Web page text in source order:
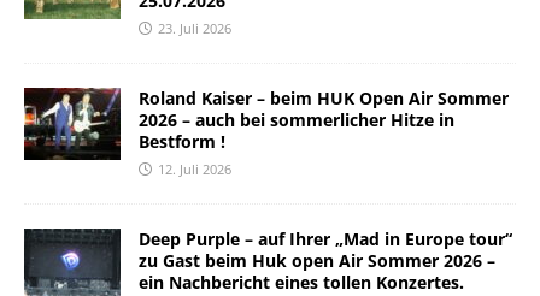
23. Juli 2026
Roland Kaiser – beim HUK Open Air Sommer
2026 – auch bei sommerlicher Hitze in
Bestform !
12. Juli 2026
Deep Purple – auf Ihrer „Mad in Europe tour“
zu Gast beim Huk open Air Sommer 2026 –
ein Nachbericht eines tollen Konzertes.